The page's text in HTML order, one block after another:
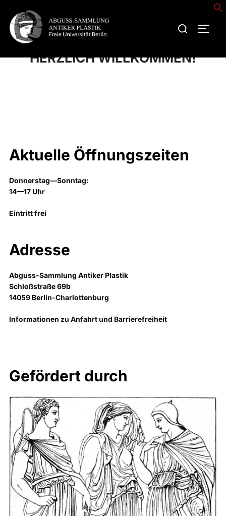
Inhalt
springen
Suchen
HERZLICH WILLKOMMEN!
Aktuelle Öffnungszeiten
Donnerstag—Sonntag:
14—17 Uhr
Eintritt frei
Adresse
Abguss-Sammlung Antiker Plastik
Schloßstraße 69b
14059 Berlin-Charlottenburg
Informationen zu Anfahrt und Barrierefreiheit
Gefördert durch